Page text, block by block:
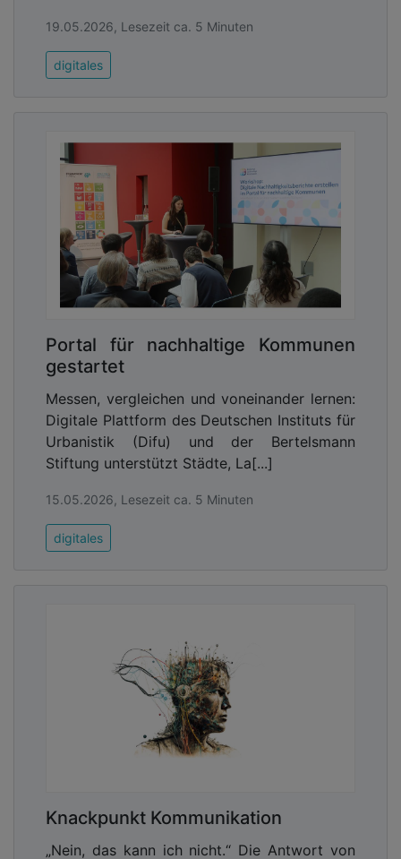
19.05.2026, Lesezeit ca. 5 Minuten
digitales
Portal für nachhaltige Kommunen
gestartet
Messen, vergleichen und voneinander lernen:
Digitale Plattform des Deutschen Instituts für
Urbanistik (Difu) und der Bertelsmann
Stiftung unterstützt Städte, La[...]
15.05.2026, Lesezeit ca. 5 Minuten
digitales
Knackpunkt Kommunikation
„Nein, das kann ich nicht.“ Die Antwort von